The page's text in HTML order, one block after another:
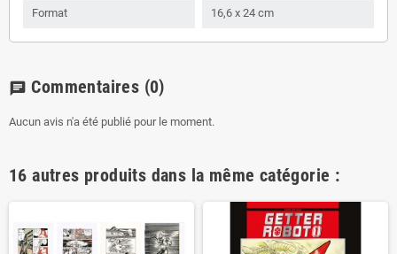
Format 16,6 x 24 cm
chat Commentaires (0)
Aucun avis n'a été publié pour le moment.
16 autres produits dans la même catégorie :